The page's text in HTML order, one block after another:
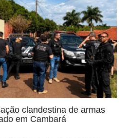
clandestina de armas
em Cambará